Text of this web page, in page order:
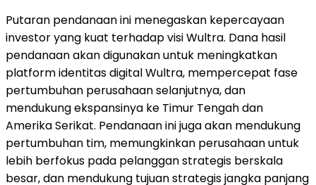
Putaran pendanaan ini menegaskan kepercayaan
investor yang kuat terhadap visi Wultra. Dana hasil
pendanaan akan digunakan untuk meningkatkan
platform identitas digital Wultra, mempercepat fase
pertumbuhan perusahaan selanjutnya, dan
mendukung ekspansinya ke Timur Tengah dan
Amerika Serikat. Pendanaan ini juga akan mendukung
pertumbuhan tim, memungkinkan perusahaan untuk
lebih berfokus pada pelanggan strategis berskala
besar, dan mendukung tujuan strategis jangka panjang